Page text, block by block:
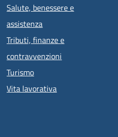
Salute, benessere e
assistenza
Tributi, finanze e
contravvenzioni
Turismo
Vita lavorativa